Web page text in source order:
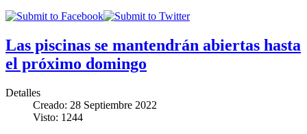
Las piscinas se mantendrán abiertas hasta
el próximo domingo
Detalles
Creado: 28 Septiembre 2022
Visto: 1244